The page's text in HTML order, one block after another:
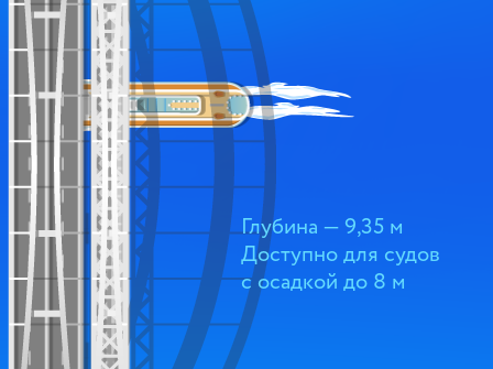
Глубина — 9,35 м
Доступно для судов
с осадкой до 8 м